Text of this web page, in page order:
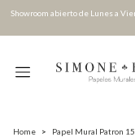
Showroom abierto de Lunes a
Home > Papel Mural Patron